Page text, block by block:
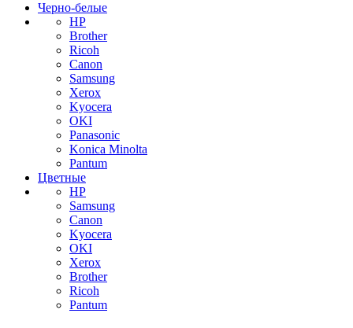
Черно-белые
HP
Brother
Ricoh
Canon
Samsung
Xerox
Kyocera
OKI
Panasonic
Konica Minolta
Pantum
Цветные
HP
Samsung
Canon
Kyocera
OKI
Xerox
Brother
Ricoh
Pantum